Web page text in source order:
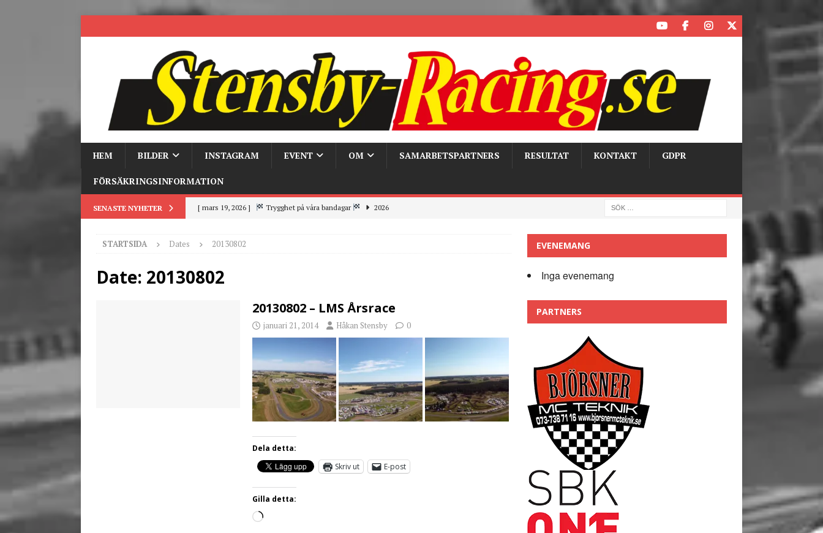
HEM BILDER INSTAGRAM EVENT OM SAMARBETSPARTNERS RESULTAT KONTAKT GDPR
FÖRSÄKRINGSINFORMATION
SENASTE NYHETER [ mars 19, 2026 ] Trygghet på våra bandagar 2026
[ juni 26, 2026 ]
[ juni 23, 2026 ]
STARTSIDA Dates 20130802
Date: 20130802
20130802 – LMS Årsrace
januari 21, 2014 Håkan Stensby 0
Dela detta:
Skriv ut
E-post
Gilla detta:
EVENEMANG
Inga evenemang
PARTNERS